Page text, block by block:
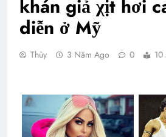
khán giả χịt hơi
diễn ở Mỹ
Thùy 3 Năm Ago 0 10